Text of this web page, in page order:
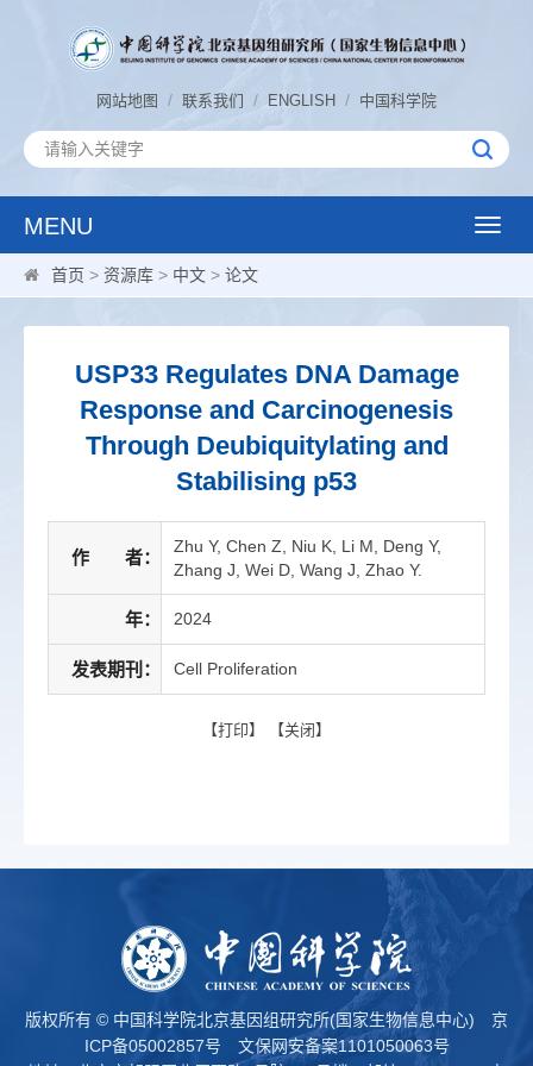
网站地图 / 联系我们 / ENGLISH / 中国科学院
MENU
Toggle
首页 > 资源库 > 中文 > 论文
USP33 Regulates DNA Damage
Response and Carcinogenesis
Through Deubiquitylating and
Stabilising p53
作 者：
Zhu Y, Chen Z, Niu K, Li M, Deng Y,
Zhang J, Wei D, Wang J, Zhao Y.
年： 2024
发表期刊： Cell Proliferation
【打印】 【关闭 】
版权所有 © 中国科学院北京基因组研究所(国家生物信息中心) 京
ICP备05002857号
文保网安备案1101050063号